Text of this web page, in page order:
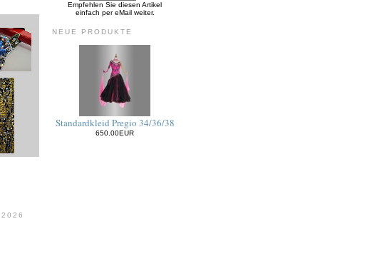
Empfehlen Sie diesen Artikel
einfach per eMail weiter.
NEUE PRODUKTE
Standardkleid Pregio 34/36/38
650.00EUR